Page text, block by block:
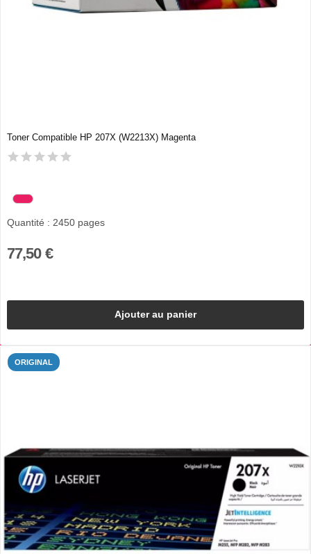
Toner Compatible HP 207X (W2213X) Magenta
Quantité : 2450 pages
77,50 €
Ajouter au panier
ORIGINAL